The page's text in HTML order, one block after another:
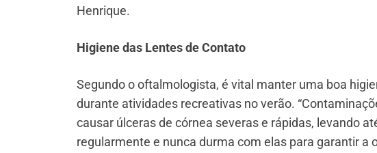
Henrique.
Higiene das Lentes de Contato
Segundo o oftalmologista, é vital manter uma boa
durante atividades recreativas no verão.
causar úlceras de córnea severas e rápidas, levando
regularmente e nunca durma com elas para garantir a